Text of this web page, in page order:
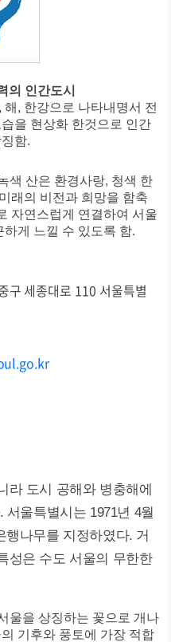
의 인간도시
해, 한강으로 나타내명서 전
을 현상화 한것으로 인간
함.
색 산은 환경사랑, 청색 한
래의 비전과 희망을 함축
자연스럽게 연결하여 서울
게 느낄 수 있도록 함.
구 세종대로 110 서울특별
라 도시 공해와 병충해에
울특별시는 1971년 4월
나무를 지정하였다. 거
성은 수도 서울의 무한한
울을 상징하는 꽃으로 개나
기후와 풍토에 가장 적합